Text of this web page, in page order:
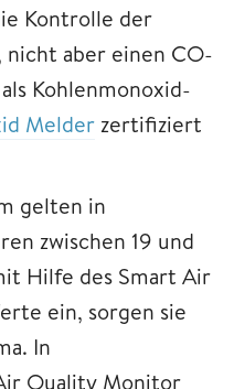
Kontrolle der
aber einen CO-
Kohlenmonoxid-
Melderzertifiziert
gelten in
zwischen 19 und
Hilfe des Smart Air
ein, sorgen sie
In
Quality Monitor